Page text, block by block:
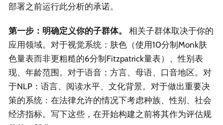
部署之前运行此分析的承诺。
第一步：明确定义你的子群体。
相关子群体取决于你的
应用领域。对于视觉系统：肤色（使用10分制Monk肤
色量表而非更粗糙的6分制Fitzpatrick量表）、性别表
现、年龄范围。对于语音：方言、母语、口音地区。对
于NLP：语言、阅读水平、文化背景。对于做出重要决
策的系统：在法律允许的情况下考虑种族、性别、社会
经济指标。写下这些，在开始构建之前将其作为评估规